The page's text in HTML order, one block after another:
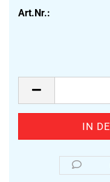
Art.Nr.: